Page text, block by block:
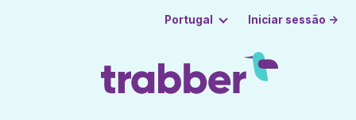
Portugal Iniciar sessão →